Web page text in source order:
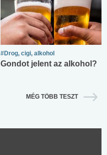
#Drog, cigi, alkohol
Gondot jelent az alkohol?
MÉG TÖBB TESZT